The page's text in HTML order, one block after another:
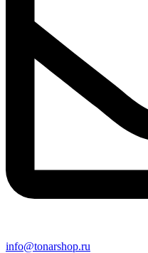
info@tonarshop.ru